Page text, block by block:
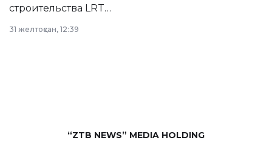
строительства LRT
республиканского
31 желтоқсан, 12:39
“ZTB NEWS” MEDIA HOLDING